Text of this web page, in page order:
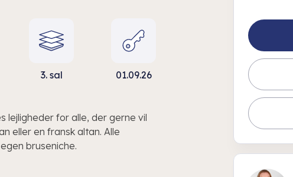
3. sal 01.09.26
lejligheder for alle, der gerne vil
eller en fransk altan. Alle
bruseniche.